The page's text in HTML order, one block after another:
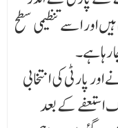
اور اسے تنظیمی سطح
رہا ہے۔
پارٹی کی انتخابی
استعفے کے بعد